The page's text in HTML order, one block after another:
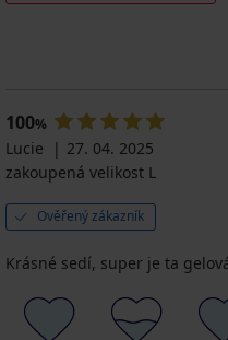
100%
Lucie
27. 04. 2025
zakoupená velikost L
Ověřený zákazník
Krásné sedí, super je ta